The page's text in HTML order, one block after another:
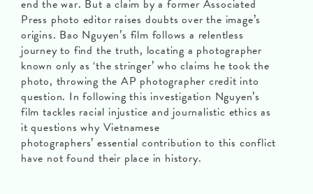
end the war. But a claim by a former Associated
Press photo editor raises doubts over the image’s
origins. Bao Nguyen’s film follows a relentless
journey to find the truth, locating a photographer
known only as ‘the stringer’ who claims he took the
photo, throwing the AP photographer credit into
question. In following this investigation Nguyen’s
film tackles racial injustice and journalistic ethics as
it questions why Vietnamese
photographers’ essential contribution to this conflict
have not found their place in history.